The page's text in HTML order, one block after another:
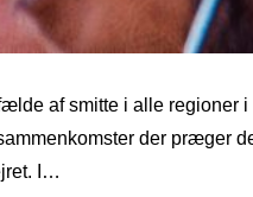
af smitte i alle regioner i
der præger
I…